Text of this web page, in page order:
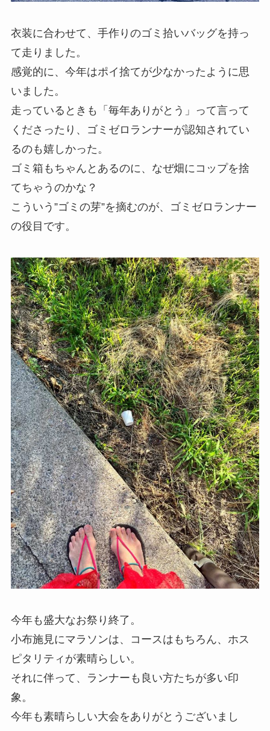
衣装に合わせて、手作りのゴミ拾いバッグを持っ
て走りました。
感覚的に、今年はポイ捨てが少なかったように思
いました。
走っているときも「毎年ありがとう」って言って
くださったり、ゴミゼロランナーが認知されてい
るのも嬉しかった。
ゴミ箱もちゃんとあるのに、なぜ畑にコップを捨
てちゃうのかな？
こういう”ゴミの芽”を摘むのが、ゴミゼロランナー
の役目です。
今年も盛大なお祭り終了。
小布施見にマラソンは、コースはもちろん、ホス
ピタリティが素晴らしい。
それに伴って、ランナーも良い方たちが多い印
象。
今年も素晴らしい大会をありがとうございまし